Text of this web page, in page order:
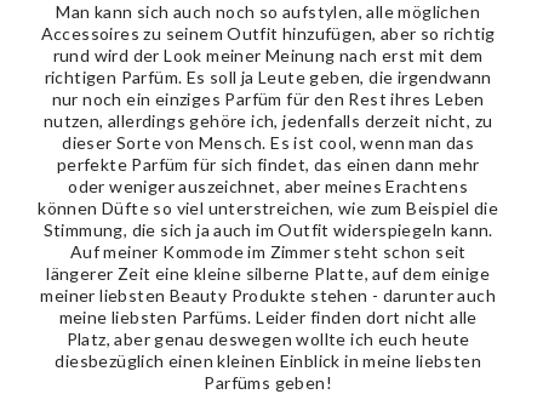
Man kann sich auch noch so aufstylen, alle möglichen
Accessoires zu seinem Outfit hinzufügen, aber so richtig
rund wird der Look meiner Meinung nach erst mit dem
richtigen Parfüm. Es soll ja Leute geben, die irgendwann
nur noch ein einziges Parfüm für den Rest ihres Leben
nutzen, allerdings gehöre ich, jedenfalls derzeit nicht, zu
dieser Sorte von Mensch. Es ist cool, wenn man das
perfekte Parfüm für sich findet, das einen dann mehr
oder weniger auszeichnet, aber meines Erachtens
können Düfte so viel unterstreichen, wie zum Beispiel die
Stimmung, die sich ja auch im Outfit widerspiegeln kann.
Auf meiner Kommode im Zimmer steht schon seit
längerer Zeit eine kleine silberne Platte, auf dem einige
meiner liebsten Beauty Produkte stehen - darunter auch
meine liebsten Parfüms. Leider finden dort nicht alle
Platz, aber genau deswegen wollte ich euch heute
diesbezüglich einen kleinen Einblick in meine liebsten
Parfüms geben!